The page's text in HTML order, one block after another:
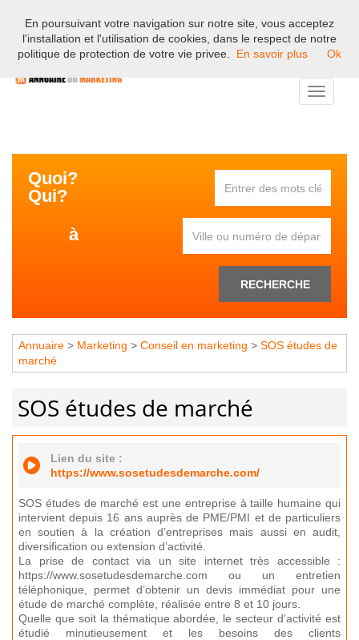
Bienvenue sur l'annuaire professionnel du marketing et de la
communication en France.
Toggle
Quoi?
Qui?
à
RECHERCHE
Annuaire > Marketing > Conseil en marketing > SOS études de
marché
SOS études de marché
Lien du site :
https://www.sosetudesdemarche.com/
SOS études de marché est une entreprise à taille humaine qui
intervient depuis 16 ans auprès de PME/PMI et de particuliers
en soutien à la création d’entreprises mais aussi en audit,
diversification ou extension d’activité.
La prise de contact via un site internet très accessible :
https://www.sosetudesdemarche.com ou un entretien
téléphonique, permet d’obtenir un devis immédiat pour une
étude de marché complète, réalisée entre 8 et 10 jours.
Quelle que soit la thématique abordée, le secteur d’activité est
étudié minutieusement et les besoins des clients
En poursuivant votre navigation sur notre site, vous acceptez
l'installation et l'utilisation de cookies, dans le respect de notre
politique de protection de votre vie privee.
En savoir plus Ok